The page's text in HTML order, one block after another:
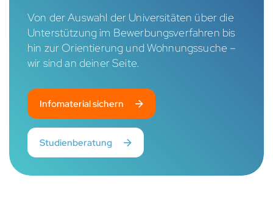
Von der Auswahl der Universitäten über die
Unterstützung im Bewerbungsverfahren bis
hin zur Orientierung und Wohnungssuche –
wir sind an deiner Seite.
Infomaterial sichern
Studienberatung